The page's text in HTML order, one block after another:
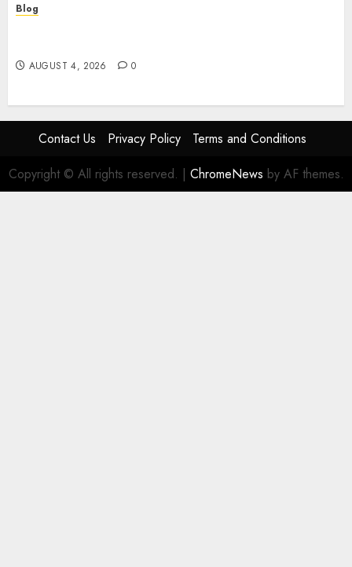
Blog
AUGUST 4, 2026 0
Contact Us Privacy Policy
Terms and Conditions
Copyright © All rights reserved. | ChromeNews by AF themes.